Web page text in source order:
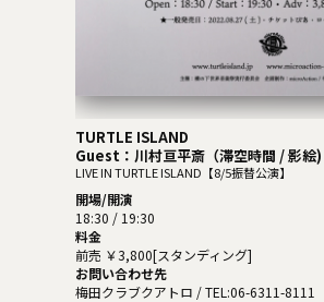
TURTLE ISLAND
Guest：川村亘平斎（滞空時間 / 影絵
ト)・古池寿浩 (トロンボーン)・中村樹
ロンボーン)
DJ：SHIGA-CHANG (A.F.P)
LIVE IN TURTLE ISLAND【8/5振替公演】
開場/開演
18:30 / 19:30
料金
前売 ￥3,800[スタンディング]
お問い合わせ先
梅田クラブクアトロ / TEL:06-6311-8111